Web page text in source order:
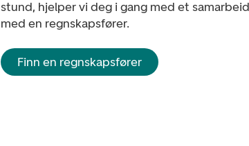
stund, hjelper vi deg i gang med et samarbeid
med en regnskapsfører.
Finn en regnskapsfører